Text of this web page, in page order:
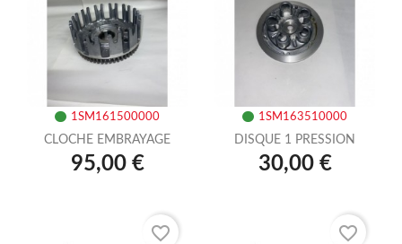
1SM161500000
CLOCHE EMBRAYAGE
95,00 €
1SM163510000
DISQUE 1 PRESSION
30,00 €
favorite_border favorite_border